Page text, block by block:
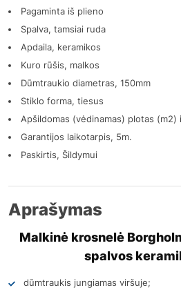
Pagaminta iš plieno
Spalva, tamsiai ruda
Apdaila, keramikos
Kuro rūšis, malkos
Dūmtraukio diametras, 150mm
Stiklo forma, tiesus
Apšildomas (vėdinamas) plotas (m2)
Garantijos laikotarpis, 5m.
Paskirtis, Šildymui
Aprašymas
Malkinė krosnelė
spalvos
dūmtraukis jungiamas viršuje;